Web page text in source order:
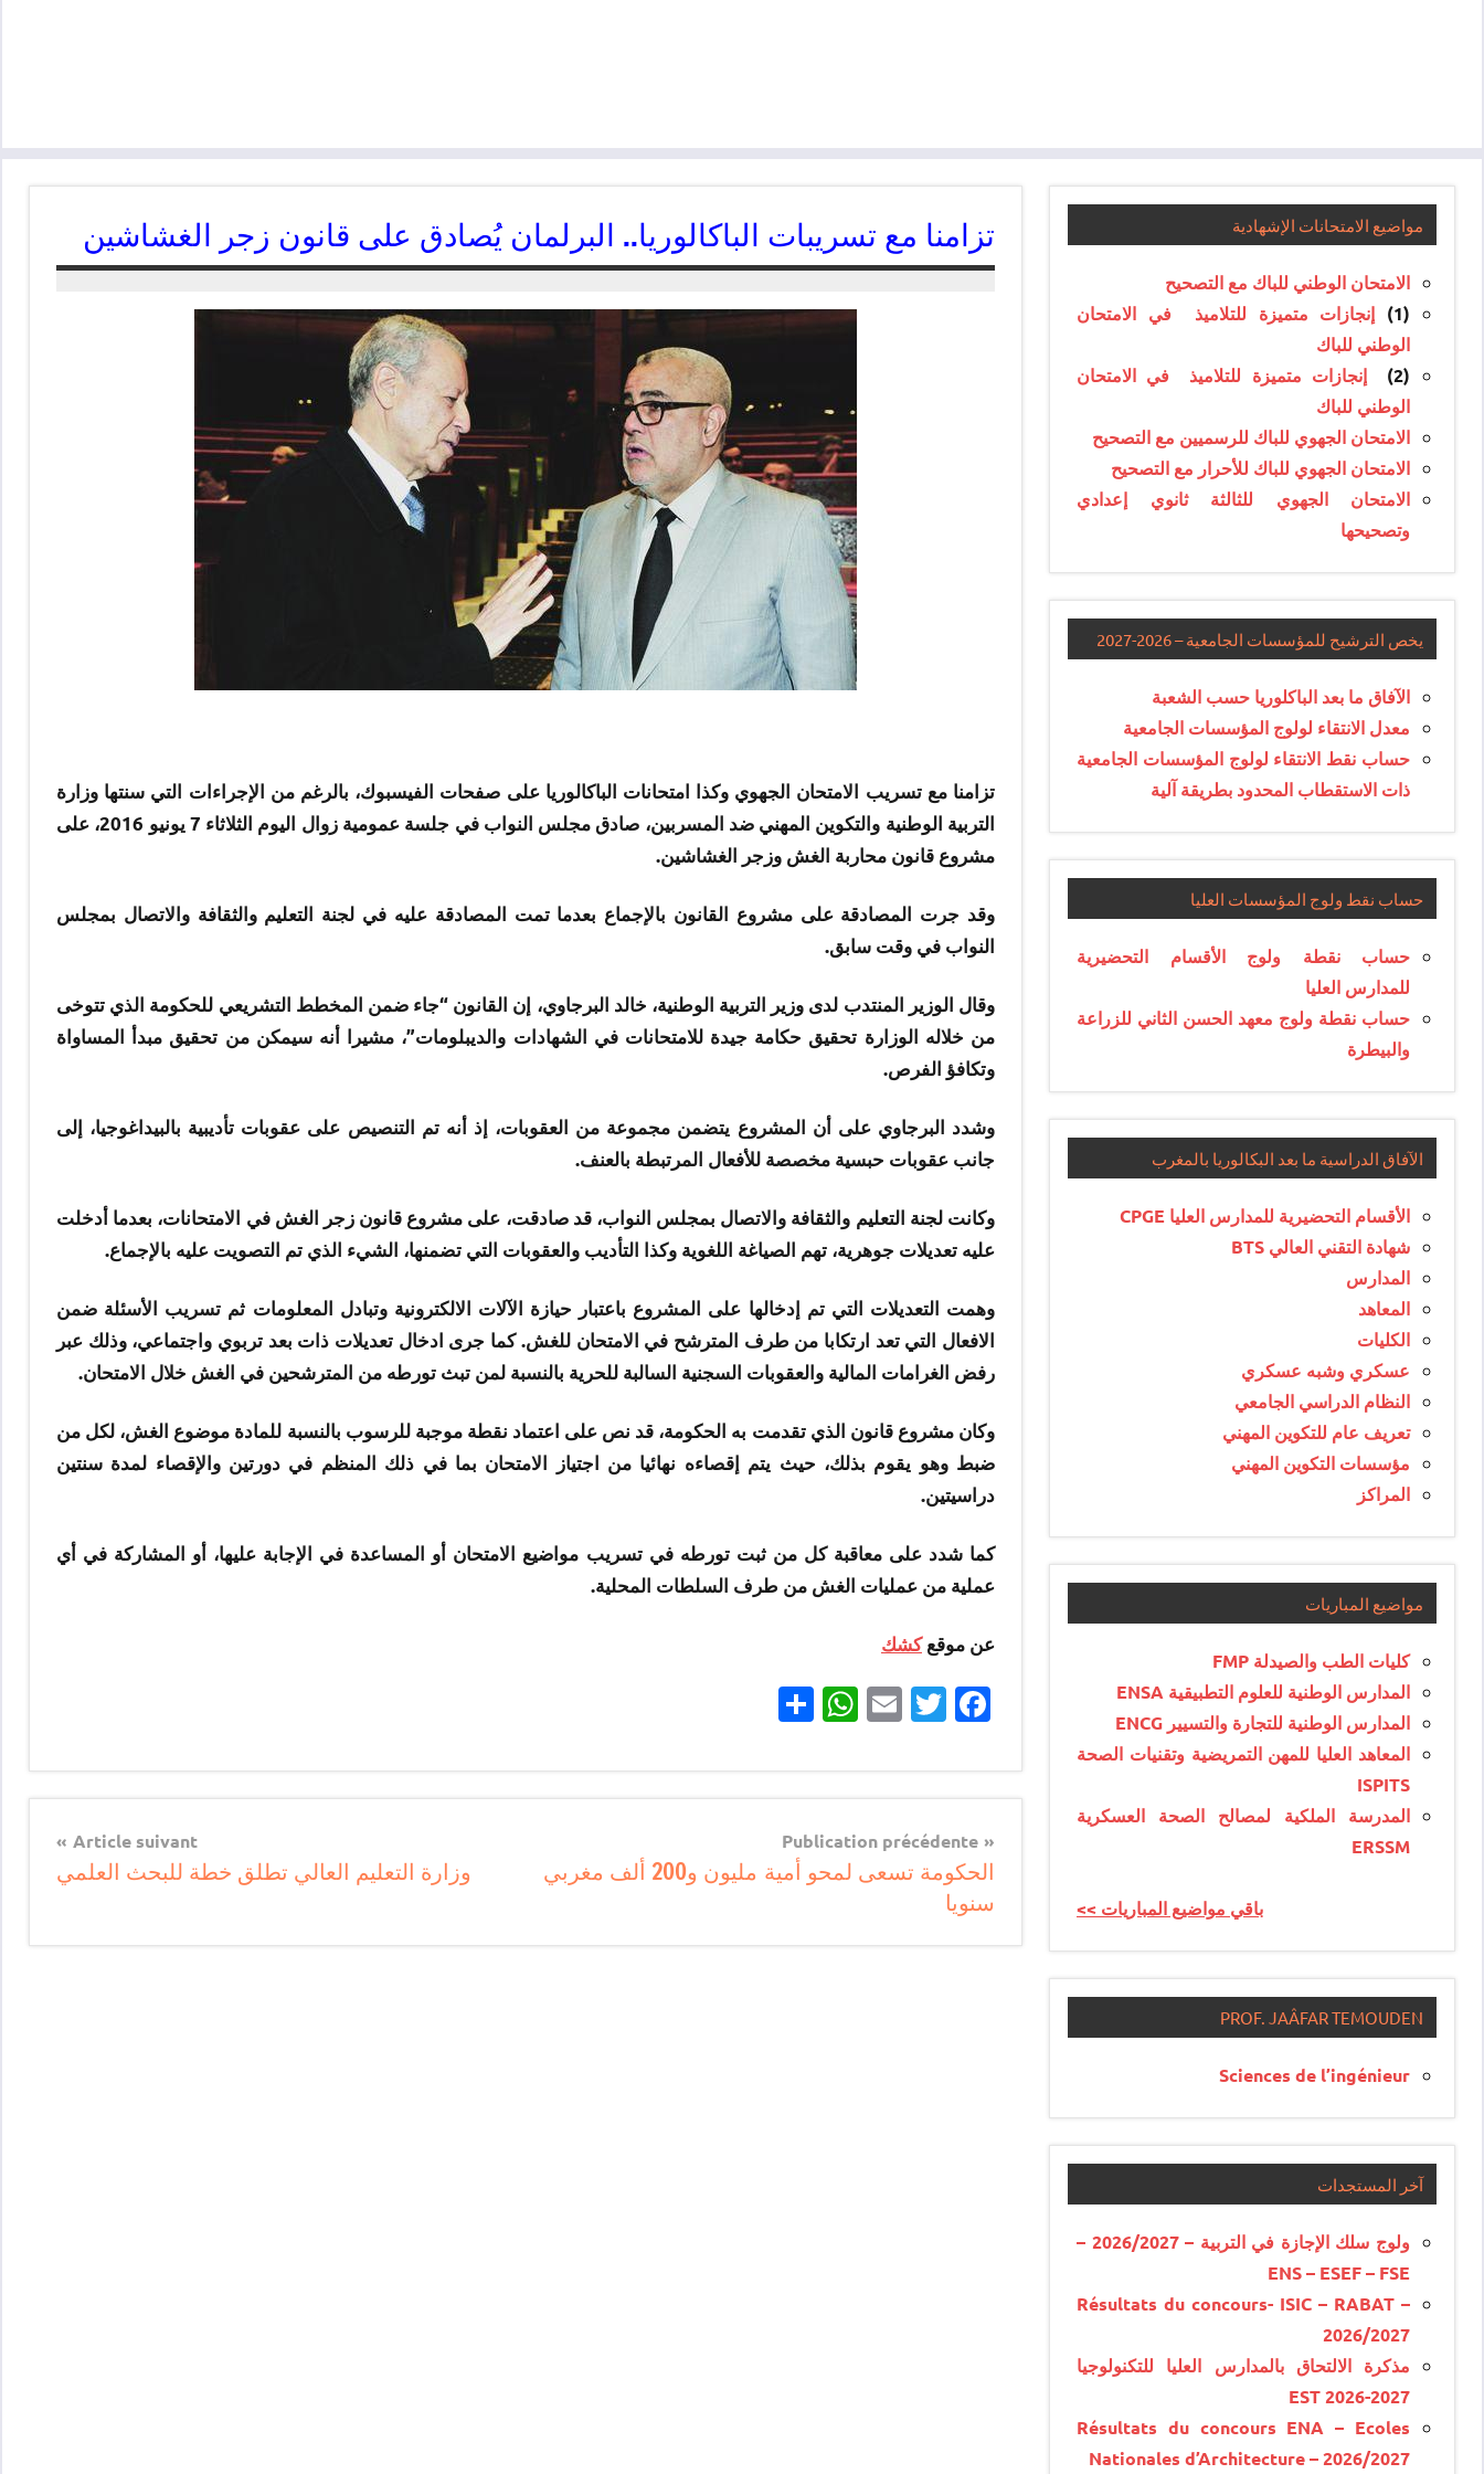
تزامنا مع تسريبات الباكالوريا.. البرلمان يُصادق على قانون زجر الغشاشين
تزامنا مع تسريب الامتحان الجهوي وكذا امتحانات الباكالوريا على صفحات الفيسبوك، بالرغم من الإجراءات التي سنتها وزارة
التربية الوطنية والتكوين المهني ضد المسربين، صادق مجلس النواب في جلسة عمومية زوال اليوم الثلاثاء 7 يونيو 2016، على
مشروع قانون محاربة الغش وزجر الغشاشين.
وقد جرت المصادقة على مشروع القانون بالإجماع بعدما تمت المصادقة عليه في لجنة التعليم والثقافة والاتصال بمجلس
النواب في وقت سابق.
وقال الوزير المنتدب لدى وزير التربية الوطنية، خالد البرجاوي، إن القانون “جاء ضمن المخطط التشريعي للحكومة الذي تتوخى
من خلاله الوزارة تحقيق حكامة جيدة للامتحانات في الشهادات والديبلومات”، مشيرا أنه سيمكن من تحقيق مبدأ المساواة
وتكافؤ الفرص.
وشدد البرجاوي على أن المشروع يتضمن مجموعة من العقوبات، إذ أنه تم التنصيص على عقوبات تأديبية بالبيداغوجيا، إلى
جانب عقوبات حبسية مخصصة للأفعال المرتبطة بالعنف.
وكانت لجنة التعليم والثقافة والاتصال بمجلس النواب، قد صادقت، على مشروع قانون زجر الغش في الامتحانات، بعدما أدخلت
عليه تعديلات جوهرية، تهم الصياغة اللغوية وكذا التأديب والعقوبات التي تضمنها، الشيء الذي تم التصويت عليه بالإجماع.
وهمت التعديلات التي تم إدخالها على المشروع باعتبار حيازة الآلات الالكترونية وتبادل المعلومات ثم تسريب الأسئلة ضمن
الافعال التي تعد ارتكابا من طرف المترشح في الامتحان للغش. كما جرى ادخال تعديلات ذات بعد تربوي واجتماعي، وذلك عبر
رفض الغرامات المالية والعقوبات السجنية السالبة للحرية بالنسبة لمن تبث تورطه من المترشحين في الغش خلال الامتحان.
وكان مشروع قانون الذي تقدمت به الحكومة، قد نص على اعتماد نقطة موجبة للرسوب بالنسبة للمادة موضوع الغش، لكل من
ضبط وهو يقوم بذلك، حيث يتم إقصاءه نهائيا من اجتياز الامتحان بما في ذلك المنظم في دورتين والإقصاء لمدة سنتين
دراسيتين.
كما شدد على معاقبة كل من ثبت تورطه في تسريب مواضيع الامتحان أو المساعدة في الإجابة عليها، أو المشاركة في أي
عملية من عمليات الغش من طرف السلطات المحلية.
عن موقعكشك
Facebook
Twitter
Email
WhatsApp
Navigation
de
l’article
Publication précédente
الحكومة تسعى لمحو أمية مليون و200 ألف مغربي
سنويا
Article suivant
وزارة التعليم العالي تطلق خطة للبحث العلمي
مواضيع الامتحانات الإشهادية
الامتحان الوطني للباك مع التصحيح
(1)
إنجازات متميزة للتلاميذ في الامتحان
الوطني للباك
(2)
إنجازات متميزة للتلاميذ في الامتحان
الوطني للباك
الامتحان الجهوي للباك للرسميين مع التصحيح
الامتحان الجهوي للباك للأحرار مع التصحيح
الامتحان الجهوي للثالثة ثانوي إعدادي
وتصحيحها
يخص الترشيح للمؤسسات الجامعية – 2026-2027
الآفاق ما بعد الباكلوريا حسب الشعبة
معدل الانتقاء لولوج المؤسسات الجامعية
حساب نقط الانتقاء لولوج المؤسسات الجامعية
ذات الاستقطاب المحدود بطريقة آلية
حساب نقط ولوج المؤسسات العليا
حساب نقطة ولوج الأقسام التحضيرية
للمدارس العليا
حساب نقطة ولوج معهد الحسن الثاني للزراعة
والبيطرة
الآفاق الدراسية ما بعد البكالوريا بالمغرب
الأقسام التحضيرية للمدارس العليا CPGE
شهادة التقني العالي BTS
المدارس
المعاهد
الكليات
عسكري وشبه عسكري
النظام الدراسي الجامعي
تعريف عام للتكوين المهني
مؤسسات التكوين المهني
المراكز
مواضيع المباريات
كليات الطب والصيدلة FMP
المدارس الوطنية للعلوم التطبيقية ENSA
المدارس الوطنية للتجارة والتسيير ENCG
المعاهد العليا للمهن التمريضية وتقنيات الصحة
ISPITS
المدرسة الملكية لمصالح الصحة العسكرية
ERSSM
<< باقي مواضيع المباريات
PROF. JAÂFAR TEMOUDEN
Sciences de l’ingénieur
آخر المستجدات
ولوج سلك الإجازة في التربية – 2026/2027 –
ENS – ESEF – FSE
Résultats du concours- ISIC – RABAT –
2026/2027
مذكرة الالتحاق بالمدارس العليا للتكنولوجيا
EST 2026-2027
Résultats du concours ENA – Ecoles
Nationales d’Architecture – 2026/2027